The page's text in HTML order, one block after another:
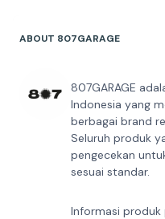
ABOUT 807GARAGE
807GARAGE
Indonesia yang
berbagai brand
Seluruh produk
pengecekan
sesuai standar.
Informasi produk